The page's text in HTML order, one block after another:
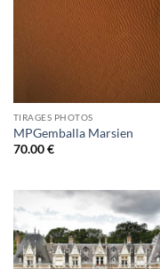
TIRAGES PHOTOS
MPGemballa Marsien
70.00€